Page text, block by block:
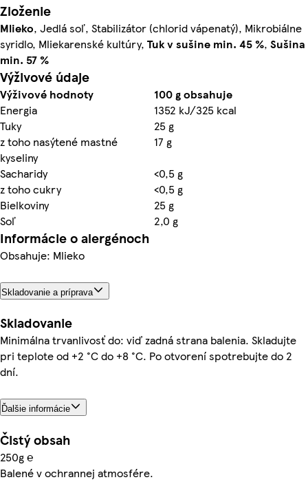
Zloženie
Mlieko, Jedlá soľ, Stabilizátor (chlorid vápenatý), Mikrobiálne
syridlo, Mliekarenské kultúry, Tuk v sušine min. 45 %, Sušina
min. 57 %
Výživové údaje
Výživové hodnoty
100 g obsahuje
Energia
1352 kJ/325 kcal
Tuky
25 g
z toho nasýtené mastné
kyseliny
17 g
Sacharidy
<0,5 g
z toho cukry
<0,5 g
Bielkoviny
25 g
Soľ
2,0 g
Informácie o alergénoch
Obsahuje: Mlieko
Skladovanie a príprava
Skladovanie
Minimálna trvanlivosť do: viď zadná strana balenia. Skladujte
pri teplote od +2 °C do +8 °C. Po otvorení spotrebujte do 2
dní.
Ďalšie informácie
Čistý obsah
250g ℮
Balené v ochrannej atmosfére.